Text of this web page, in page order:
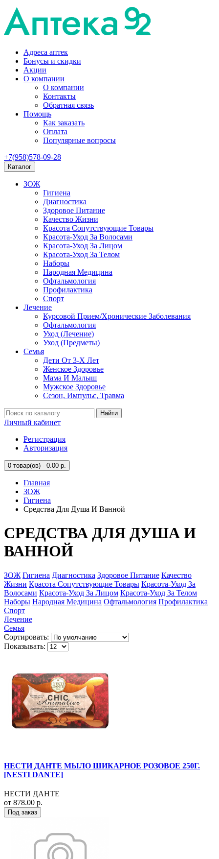
Адреса аптек
Бонусы и скидки
Акции
О компании
О компании
Контакты
Обратная связь
Помощь
Как заказать
Оплата
Популярные вопросы
+7(958)578-09-28
Каталог
ЗОЖ
Гигиена
Диагностика
Здоровое Питание
Качество Жизни
Красота Сопутствующие Товары
Красота-Уход За Волосами
Красота-Уход За Лицом
Красота-Уход За Телом
Наборы
Народная Медицина
Офтальмология
Профилактика
Спорт
Лечение
Курсовой Прием/Хронические Заболевания
Офтальмология
Уход (Лечение)
Уход (Предметы)
Семья
Дети От 3-Х Лет
Женское Здоровье
Мама И Малыш
Мужское Здоровье
Сезон, Импульс, Травма
Найти
Личный кабинет
Регистрация
Авторизация
0 товар(ов) - 0.00 р.
Главная
ЗОЖ
Гигиена
Средства Для Душа И Ванной
СРЕДСТВА ДЛЯ ДУША И
ВАННОЙ
ЗОЖ Гигиена Диагностика Здоровое Питание Качество
Жизни Красота Сопутствующие Товары Красота-Уход За
Волосами Красота-Уход За Лицом Красота-Уход За Телом
Наборы Народная Медицина Офтальмология Профилактика
Спорт
Лечение
Семья
Сортировать:
Показывать:
НЕСТИ ДАНТЕ МЫЛО ШИКАРНОЕ РОЗОВОЕ 250Г.
[NESTI DANTE]
НЕСТИ ДАНТЕ
от 878.00 р.
Под заказ